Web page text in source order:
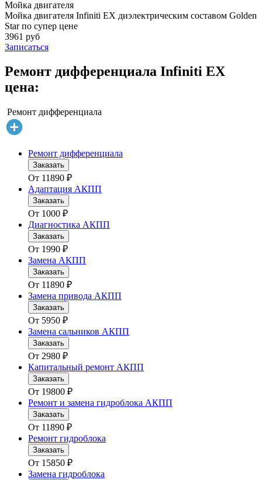
Мойка двигателя
Мойка двигателя Infiniti EX диэлектрическим составом Golden
Star по супер цене
3961 руб
Записаться
Ремонт дифференциала Infiniti EX
цена:
Ремонт дифференциала
Ремонт дифференциала
Заказать
От 11890 ₽
Адаптация АКПП
Заказать
От 1000 ₽
Диагностика АКПП
Заказать
От 1990 ₽
Замена АКПП
Заказать
От 11890 ₽
Замена привода АКПП
Заказать
От 5950 ₽
Замена сальников АКПП
Заказать
От 2980 ₽
Капитальный ремонт АКПП
Заказать
От 19800 ₽
Ремонт и замена гидроблока АКПП
Заказать
От 11890 ₽
Ремонт гидроблока
Заказать
От 15850 ₽
Замена гидроблока